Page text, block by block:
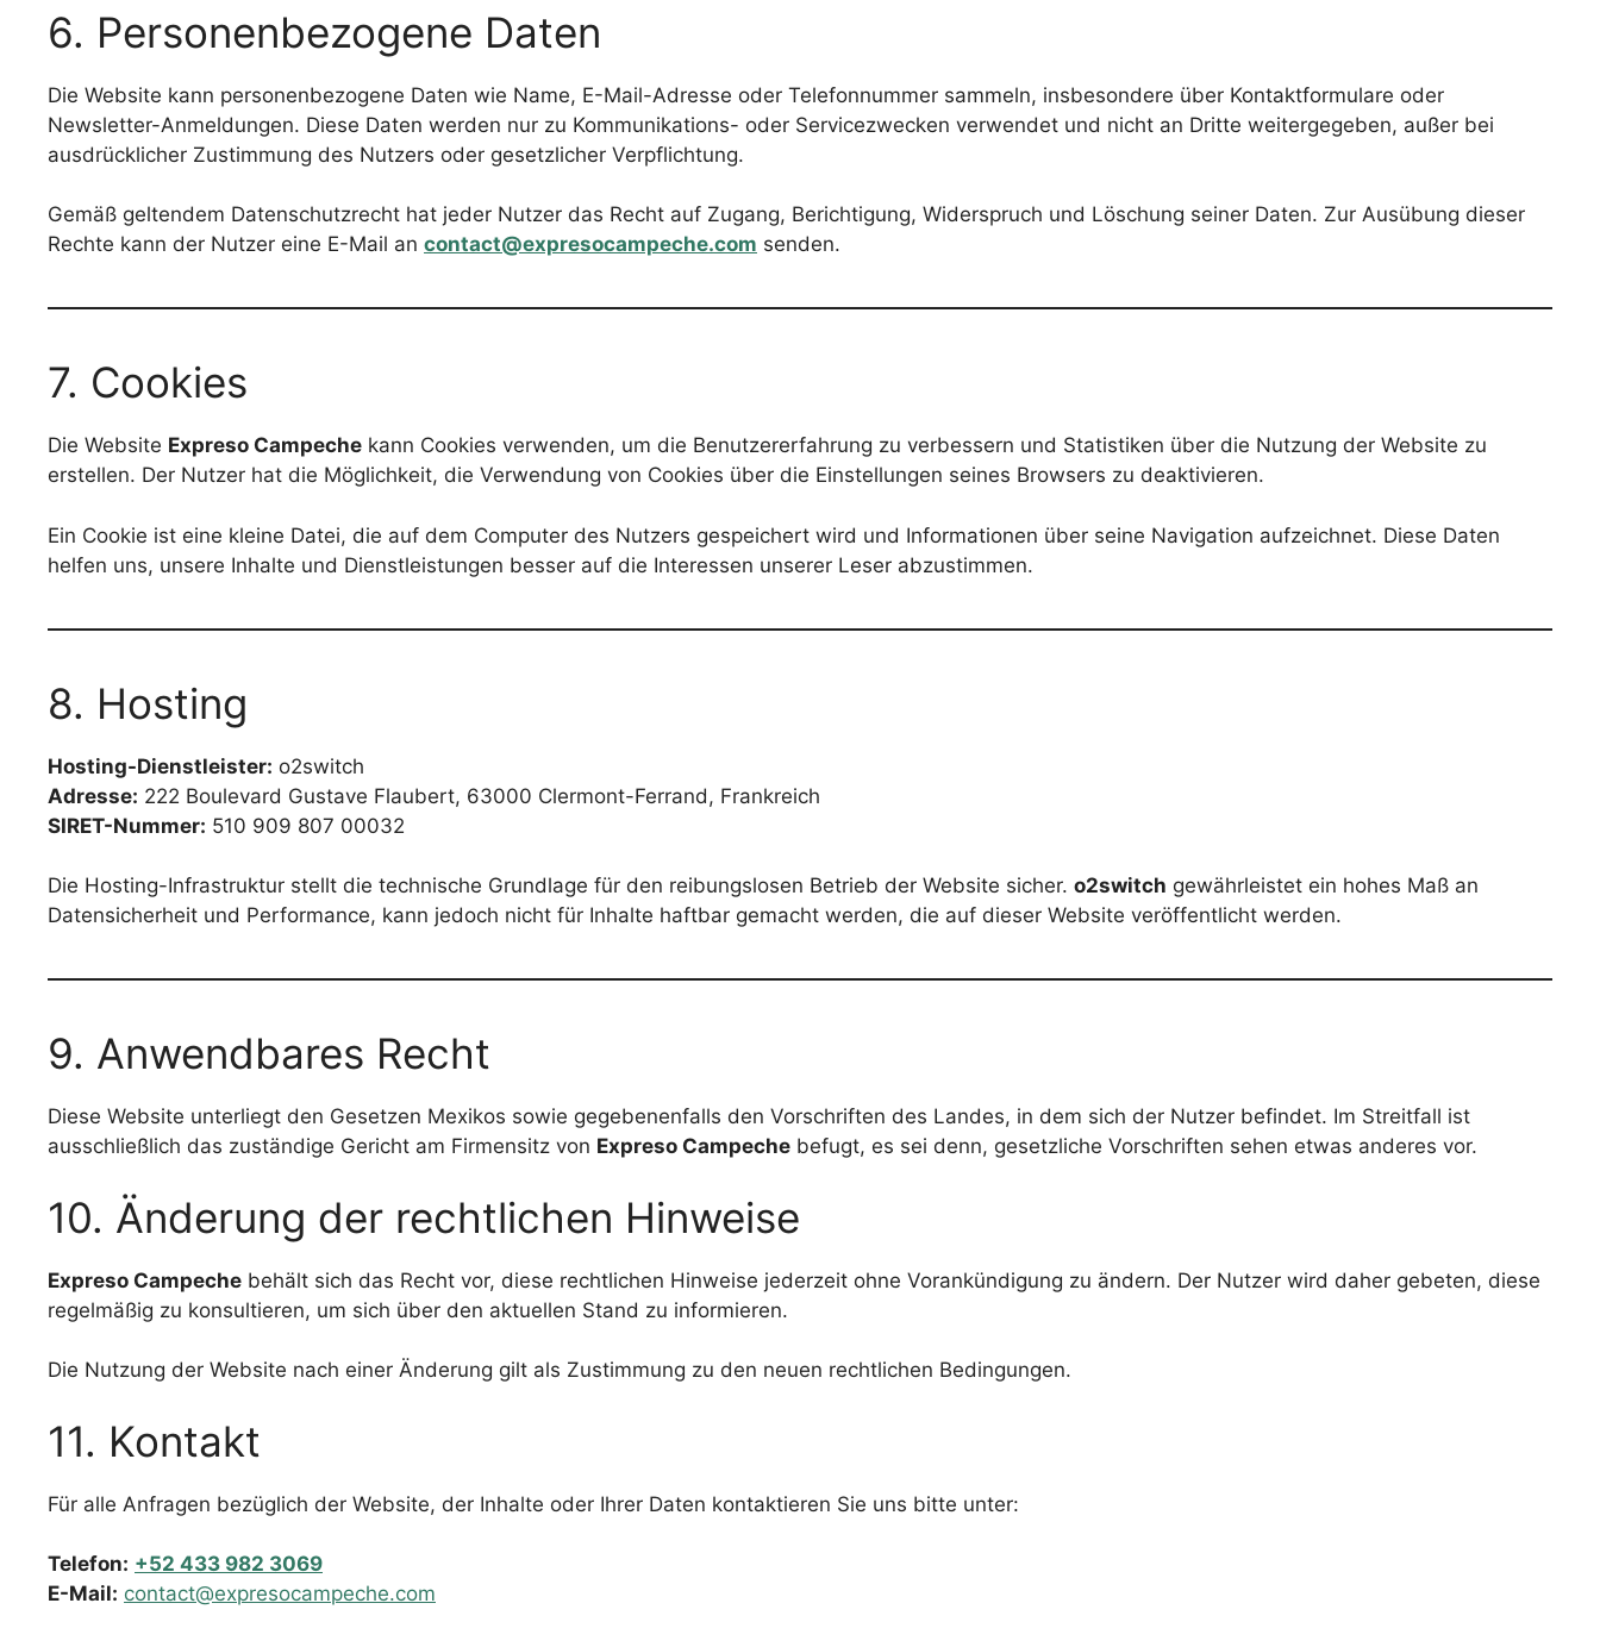
6. Personenbezogene Daten
Die Website kann personenbezogene Daten wie Name, E-Mail-Adresse oder Telefonnummer sammeln, insbesondere über Kontaktformulare oder
Newsletter-Anmeldungen. Diese Daten werden nur zu Kommunikations- oder Servicezwecken verwendet und nicht an Dritte weitergegeben, außer bei
ausdrücklicher Zustimmung des Nutzers oder gesetzlicher Verpflichtung.
Gemäß geltendem Datenschutzrecht hat jeder Nutzer das Recht auf Zugang, Berichtigung, Widerspruch und Löschung seiner Daten. Zur Ausübung dieser
Rechte kann der Nutzer eine E-Mail an contact@expresocampeche.com senden.
7. Cookies
Die Website Expreso Campeche kann Cookies verwenden, um die Benutzererfahrung zu verbessern und Statistiken über die Nutzung der Website zu
erstellen. Der Nutzer hat die Möglichkeit, die Verwendung von Cookies über die Einstellungen seines Browsers zu deaktivieren.
Ein Cookie ist eine kleine Datei, die auf dem Computer des Nutzers gespeichert wird und Informationen über seine Navigation aufzeichnet. Diese Daten
helfen uns, unsere Inhalte und Dienstleistungen besser auf die Interessen unserer Leser abzustimmen.
8. Hosting
Hosting-Dienstleister: o2switch
Adresse: 222 Boulevard Gustave Flaubert, 63000 Clermont-Ferrand, Frankreich
SIRET-Nummer: 510 909 807 00032
Die Hosting-Infrastruktur stellt die technische Grundlage für den reibungslosen Betrieb der Website sicher. o2switch gewährleistet ein hohes Maß an
Datensicherheit und Performance, kann jedoch nicht für Inhalte haftbar gemacht werden, die auf dieser Website veröffentlicht werden.
9. Anwendbares Recht
Diese Website unterliegt den Gesetzen Mexikos sowie gegebenenfalls den Vorschriften des Landes, in dem sich der Nutzer befindet. Im Streitfall ist
ausschließlich das zuständige Gericht am Firmensitz von Expreso Campeche befugt, es sei denn, gesetzliche Vorschriften sehen etwas anderes vor.
10. Änderung der rechtlichen Hinweise
Expreso Campeche behält sich das Recht vor, diese rechtlichen Hinweise jederzeit ohne Vorankündigung zu ändern. Der Nutzer wird daher gebeten, diese
regelmäßig zu konsultieren, um sich über den aktuellen Stand zu informieren.
Die Nutzung der Website nach einer Änderung gilt als Zustimmung zu den neuen rechtlichen Bedingungen.
11. Kontakt
Für alle Anfragen bezüglich der Website, der Inhalte oder Ihrer Daten kontaktieren Sie uns bitte unter:
Telefon: +52 433 982 3069
E-Mail: contact@expresocampeche.com